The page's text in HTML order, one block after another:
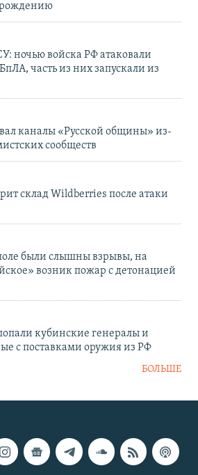
рождению
ночью войска РФ атаковали
часть из них запускали из
каналы «Русской общины» из-
сообществ
склад Wildberries после атаки
были слышны взрывы, на
возник пожар с детонацией
кубинские генералы и
с поставками оружия из РФ
БОЛЬШЕ